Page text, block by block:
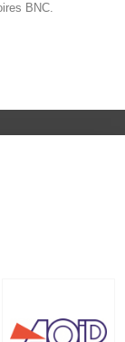
BNC.